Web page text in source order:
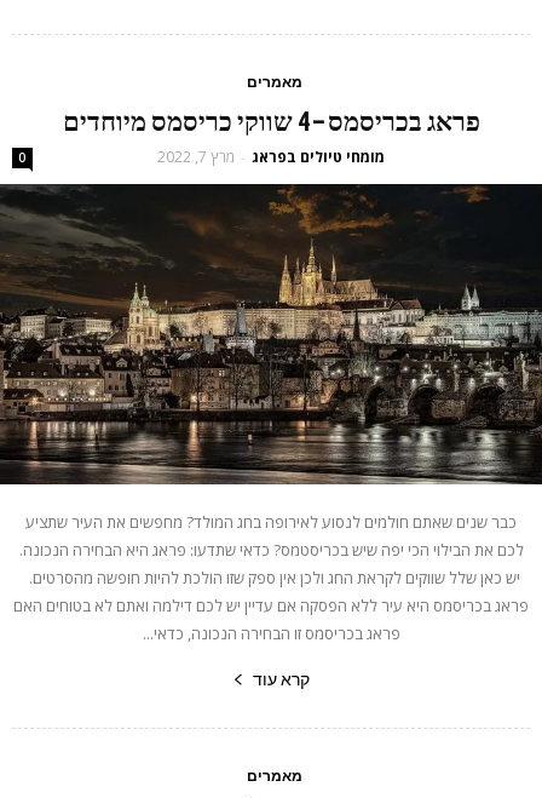
מאמרים
פראג בכריסמס – 4 שווקי כריסמס מיוחדים
מומחי טיולים בפראג - מרץ 7, 2022 0
כבר שנים שאתם חולמים לנסוע לאירופה בחג המולד? מחפשים את העיר שתציע
לכם את הבילוי הכי יפה שיש בכריסטמס? כדאי שתדעו: פראג היא הבחירה הנכונה.
יש כאן שלל שווקים לקראת החג ולכן אין ספק שזו הולכת להיות חופשה מהסרטים.
פראג בכריסמס היא עיר ללא הפסקה אם עדיין יש לכם דילמה ואתם לא בטוחים האם
פראג בכריסמס זו הבחירה הנכונה, כדאי...
קרא עוד
מאמרים